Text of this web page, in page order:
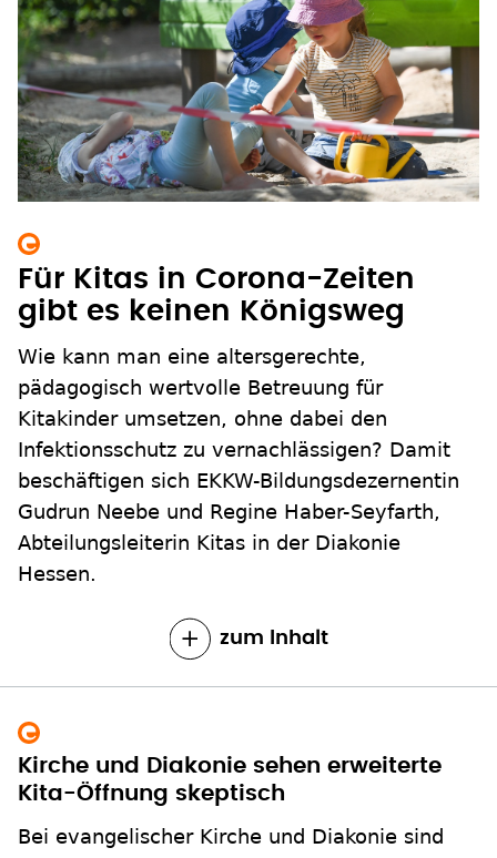
Für Kitas in Corona-Zeiten
gibt es keinen Königsweg
Wie kann man eine altersgerechte,
pädagogisch wertvolle Betreuung für
Kitakinder umsetzen, ohne dabei den
Infektionsschutz zu vernachlässigen? Damit
beschäftigen sich EKKW-Bildungsdezernentin
Gudrun Neebe und Regine Haber-Seyfarth,
Abteilungsleiterin Kitas in der Diakonie
Hessen.
zum Inhalt
Kirche und Diakonie sehen erweiterte
Kita-Öffnung skeptisch
Bei evangelischer Kirche und Diakonie sind